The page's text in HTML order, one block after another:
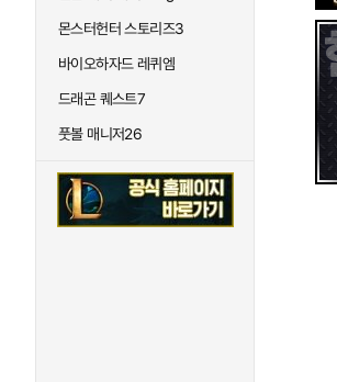
몬스터헌터 스토리즈3
바이오하자드 레퀴엠
드래곤 퀘스트7
풋볼 매니저26